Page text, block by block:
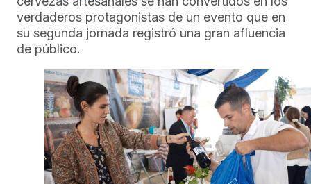
verdaderos protagonistas de un evento que en
su segunda jornada registró una gran afluencia
de público.